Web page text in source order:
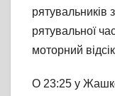
рятувальників
рятувальної
моторний
О 23:25 у